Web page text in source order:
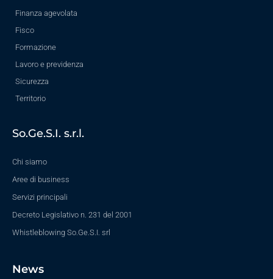
Finanza agevolata
Fisco
Formazione
Lavoro e previdenza
Sicurezza
Territorio
So.Ge.S.I. s.r.l.
Chi siamo
Aree di business
Servizi principali
Decreto Legislativo n. 231 del 2001
Whistleblowing So.Ge.S.I. srl
News